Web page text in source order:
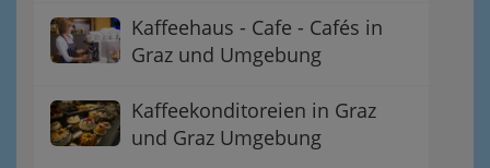
Kaffeehaus - Cafe - Cafés in
Graz und Umgebung
Kaffeekonditoreien in Graz
und Graz Umgebung